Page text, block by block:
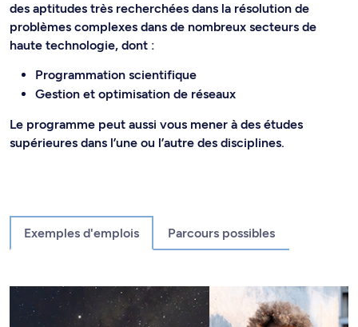
des aptitudes très recherchées dans la résolution de
problèmes complexes dans de nombreux secteurs de
haute technologie, dont :
Programmation scientifique
Gestion et optimisation de réseaux
Le programme peut aussi vous mener à des études
supérieures dans l’une ou l’autre des disciplines.
Exemples d'emplois Parcours possibles